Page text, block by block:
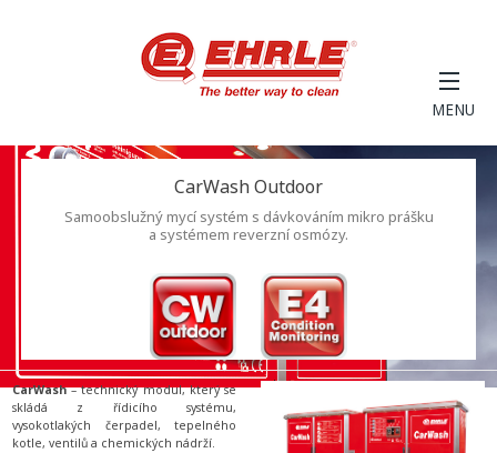
MENU
Produkty
Obchod
Technologie
Kontakty
Pro investory
Údržba a koordinace
CarWash Outdoor
Samoobslužný mycí systém s dávkováním mikro prášku
a systémem reverzní osmózy.
CarWash– technický modul, který se
skládá z řídicího systému,
vysokotlakých čerpadel, tepelného
kotle, ventilů a chemických nádrží.